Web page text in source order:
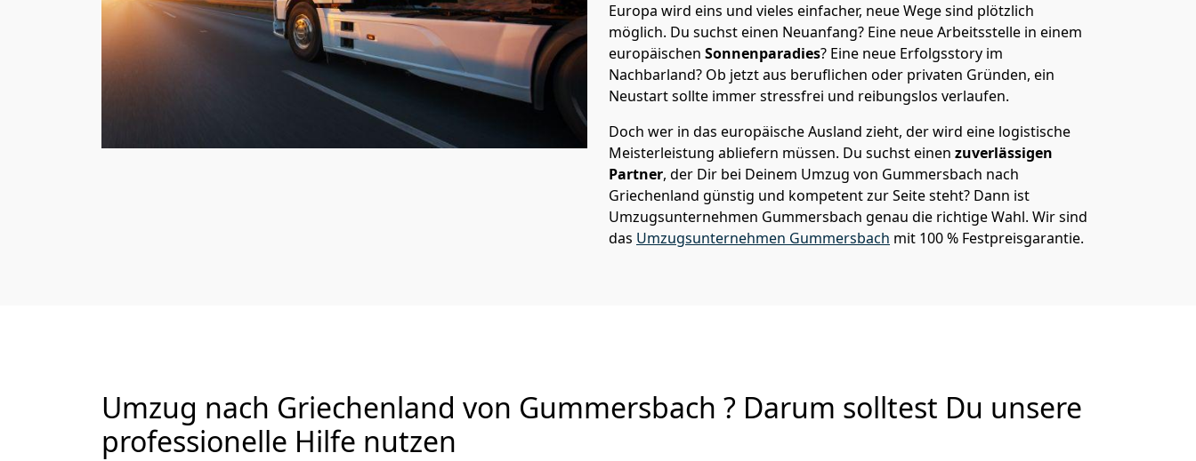
Europa wird eins und vieles einfacher, neue Wege sind plötzlich
möglich. Du suchst einen Neuanfang? Eine neue Arbeitsstelle in einem
europäischen Sonnenparadies? Eine neue Erfolgsstory im
Nachbarland? Ob jetzt aus beruflichen oder privaten Gründen, ein
Neustart sollte immer stressfrei und reibungslos verlaufen.
Doch wer in das europäische Ausland zieht, der wird eine logistische
Meisterleistung abliefern müssen. Du suchst einen zuverlässigen
Partner, der Dir bei Deinem Umzug von Gummersbach nach
Griechenland günstig und kompetent zur Seite steht? Dann ist
Umzugsunternehmen Gummersbach genau die richtige Wahl. Wir sind
das Umzugsunternehmen Gummersbach mit 100 % Festpreisgarantie.
Umzug nach Griechenland von Gummersbach ? Darum solltest Du unsere
professionelle Hilfe nutzen